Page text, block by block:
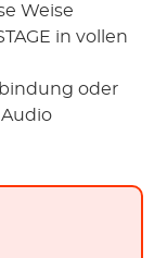
Weise
in vollen
oder